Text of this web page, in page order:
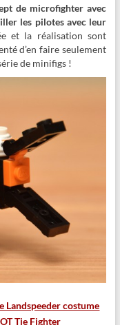
de microfighter avec
les pilotes avec leur
et la réalisation sont
d’en faire seulement
de minifigs !